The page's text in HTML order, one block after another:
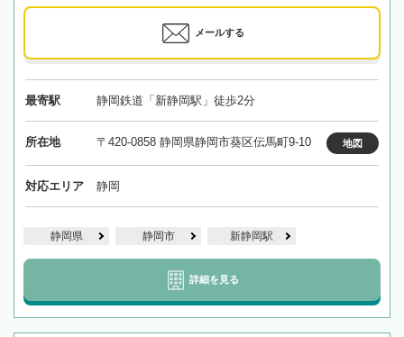
メールする
最寄駅 静岡鉄道「新静岡駅」徒歩2分
所在地 〒420-0858 静岡県静岡市葵区伝馬町9-10 地図
対応エリア 静岡
静岡県 静岡市 新静岡駅
詳細を見る